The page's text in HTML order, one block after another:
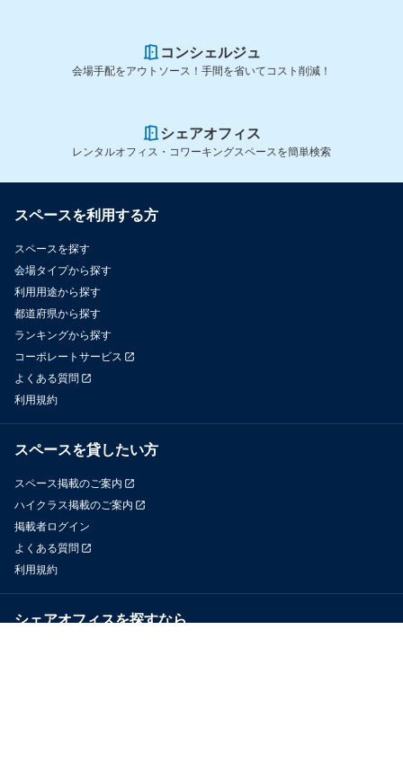
コンシェルジュ
会場手配をアウトソース！手間を省いてコスト削減！
シェアオフィス
レンタルオフィス・コワーキングスペースを簡単検索
スペースを利用する方
スペースを探す
会場タイプから探す
利用用途から探す
都道府県から探す
ランキングから探す
コーポレートサービス
よくある質問
利用規約
スペースを貸したい方
スペース掲載のご案内
ハイクラス掲載のご案内
掲載者ログイン
よくある質問
利用規約
シェアオフィスを探すなら